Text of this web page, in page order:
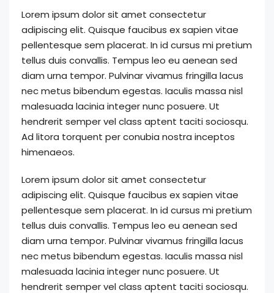
Lorem ipsum dolor sit amet consectetur
adipiscing elit. Quisque faucibus ex sapien vitae
pellentesque sem placerat. In id cursus mi pretium
tellus duis convallis. Tempus leo eu aenean sed
diam urna tempor. Pulvinar vivamus fringilla lacus
nec metus bibendum egestas. Iaculis massa nisl
malesuada lacinia integer nunc posuere. Ut
hendrerit semper vel class aptent taciti sociosqu.
Ad litora torquent per conubia nostra inceptos
himenaeos.
Lorem ipsum dolor sit amet consectetur
adipiscing elit. Quisque faucibus ex sapien vitae
pellentesque sem placerat. In id cursus mi pretium
tellus duis convallis. Tempus leo eu aenean sed
diam urna tempor. Pulvinar vivamus fringilla lacus
nec metus bibendum egestas. Iaculis massa nisl
malesuada lacinia integer nunc posuere. Ut
hendrerit semper vel class aptent taciti sociosqu.